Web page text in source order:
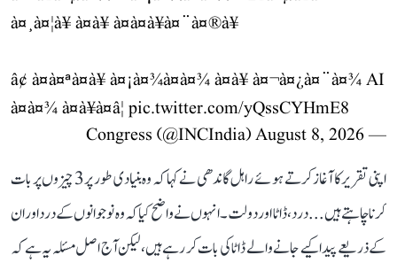
à¤¸à¤¦à¥ à¤à¥ à¤à¤à¥à¤¨à¤®à¥
â¢ à¤à¤ªà¤à¥ à¤¡à¤¾à¤à¤¾ à¤à¥ à¤¬à¤¿à¤¨à¤¾ AI
à¤à¤¾ à¤à¥à¤â¦ pic.twitter.com/yQssCYHmE8
— Congress (@INCIndia)
August 8, 2026
اپنی تقریر کا آغاز کرتے ہوئے راہل گاندھی نے کہا کہ وہ بنیادی طور پر 3 چیزوں پر بات
کرنا چاہتے ہیں... درد، ڈاٹا اور دولت۔ انہوں نے واضح کیا کہ وہ نوجوانوں کے درد اور ان
کے ذریعے پیدا کیے جانے والے ڈاٹا کی بات کر رہے ہیں، لیکن آج اصل مسئلہ یہ ہے کہ